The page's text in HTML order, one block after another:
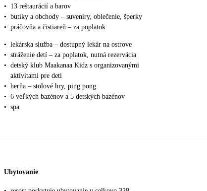
•
13 reštaurácií a barov
• butiky a obchody – suveníry, oblečenie, šperky
• práčovňa a čistiareň – za poplatok
• lekárska služba – dostupný lekár na ostrove
• stráženie detí – za poplatok, nutná rezervácia
• detský klub Maakanaa Kidz s organizovanými
aktivitami pre deti
• herňa – stolové hry, ping pong
• 6 veľkých bazénov a 5 detských bazénov
• spa
Ubytovanie